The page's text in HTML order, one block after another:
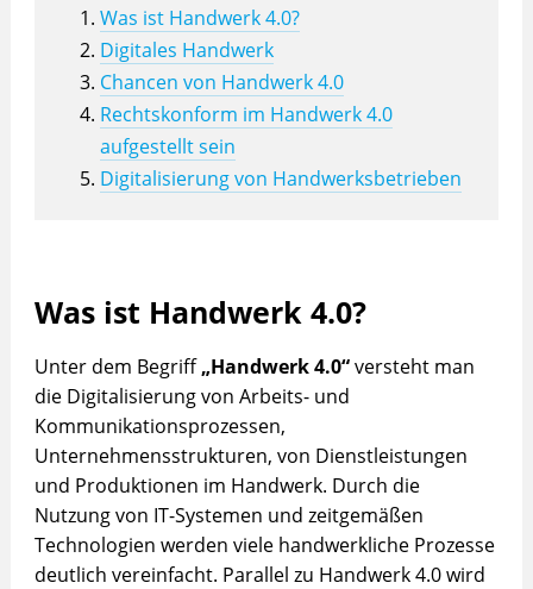
Was ist Handwerk 4.0?
Digitales Handwerk
Chancen von Handwerk 4.0
Rechtskonform im Handwerk 4.0
aufgestellt sein
Digitalisierung von Handwerksbetrieben
Was ist Handwerk 4.0?
Unter dem Begriff„Handwerk 4.0“versteht man
die Digitalisierung von Arbeits- und
Kommunikationsprozessen,
Unternehmensstrukturen, von Dienstleistungen
und Produktionen im Handwerk. Durch die
Nutzung von IT-Systemen und zeitgemäßen
Technologien werden viele handwerkliche Prozesse
deutlich vereinfacht. Parallel zu Handwerk 4.0 wird